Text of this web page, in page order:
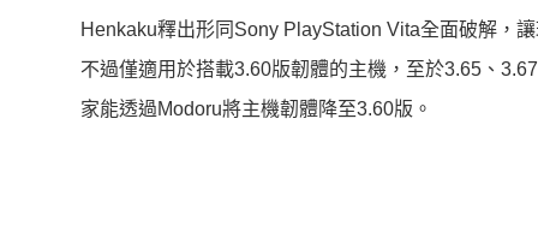
Henkaku釋出形同Sony PlayStation Vita全面破解，
不過僅適用於搭載3.60版韌體的主機，至於3.65、
家能透過Modoru將主機韌體降至3.60版。